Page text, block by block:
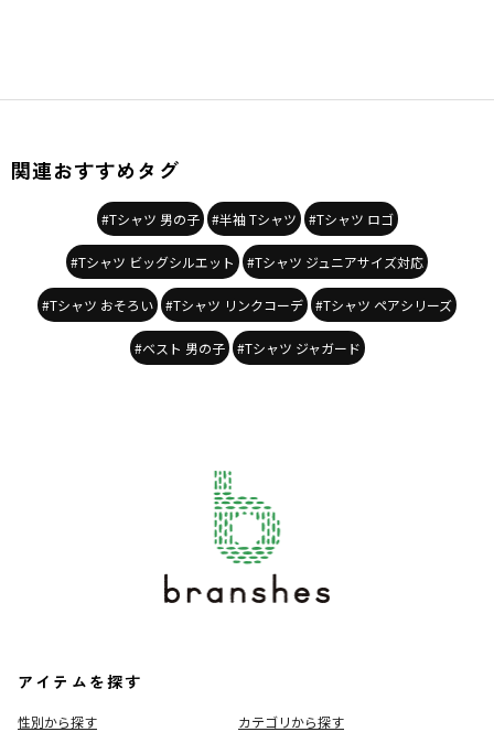
関連おすすめタグ
#Tシャツ 男の子 #半袖 Tシャツ #Tシャツ ロゴ
#Tシャツ ビッグシルエット #Tシャツ ジュニアサイズ対応
#Tシャツ おそろい #Tシャツ リンクコーデ #Tシャツ ペアシリーズ
#ベスト 男の子 #Tシャツ ジャガード
アイテムを探す
性別から探す
カテゴリから探す